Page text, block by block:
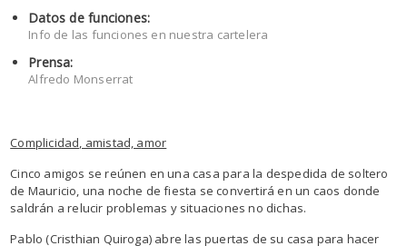
Datos de funciones:
Info de las funciones en nuestra cartelera
Prensa:
Alfredo Monserrat
Complicidad, amistad, amor
Cinco amigos se reúnen en una casa para la despedida de soltero
de Mauricio, una noche de fiesta se convertirá en un caos donde
saldrán a relucir problemas y situaciones no dichas.
Pablo (Cristhian Quiroga) abre las puertas de su casa para hacer